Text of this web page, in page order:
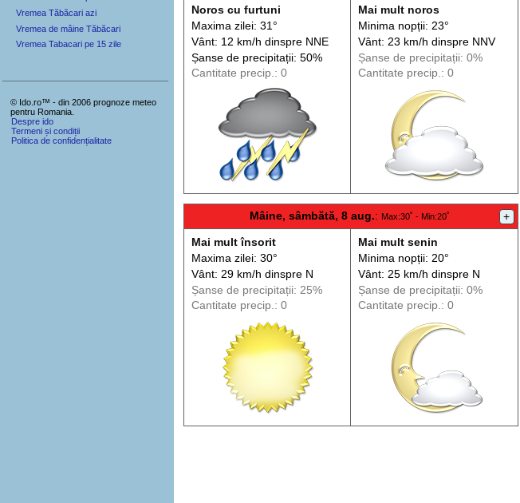
Noros cu furtuni
Maxima zilei: 31°
Vânt: 12 km/h dinspreNNE
Șanse de precipitații: 50%
Cantitate precip.: 0
Mai mult noros
Minima nopții: 23°
Vânt: 23 km/h dinspreNNV
Șanse de precipitații: 0%
Cantitate precip.: 0
Mâine, sâmbătă, 8 aug.: Max:30˚ - Min:20˚ +
Mai mult însorit
Maxima zilei: 30°
Vânt: 29 km/h dinspreN
Șanse de precipitații: 25%
Cantitate precip.: 0
Mai mult senin
Minima nopții: 20°
Vânt: 25 km/h dinspreN
Șanse de precipitații: 0%
Cantitate precip.: 0
Vremea Tăbăcari azi
Vremea de mâine Tăbăcari
Vremea Tabacari pe 15 zile
© Ido.ro™ - din 2006 prognoze meteo
pentru Romania.
Despre ido
Termeni și condiții
Politica de confidențialitate